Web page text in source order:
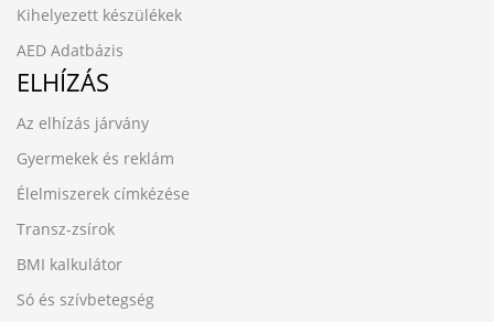
Kihelyezett készülékek
AED Adatbázis
ELHÍZÁS
Az elhízás járvány
Gyermekek és reklám
Élelmiszerek címkézése
Transz-zsírok
BMI kalkulátor
Só és szívbetegség